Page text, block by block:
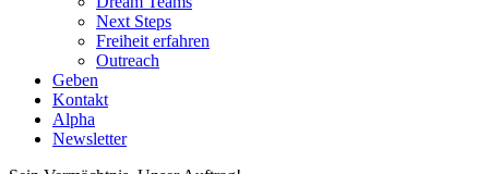
Next Steps
Freiheit erfahren
Outreach
Geben
Kontakt
Alpha
Newsletter